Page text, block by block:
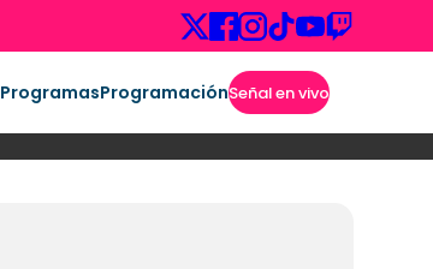
ProgramasProgramaciónSeñal en vivo